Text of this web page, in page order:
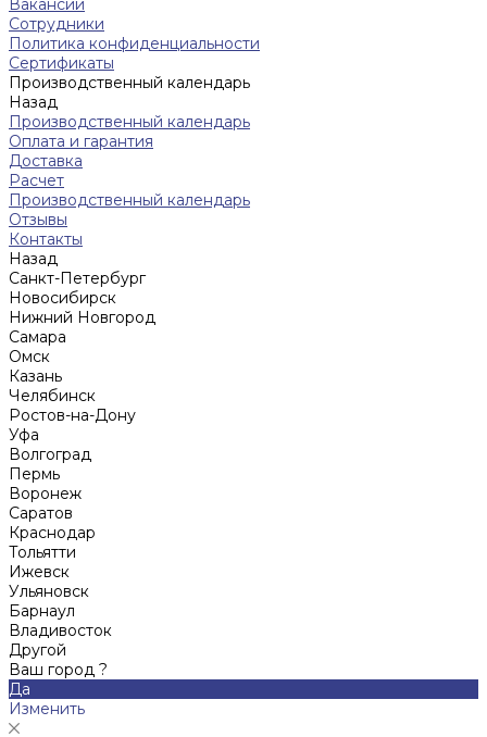
Вакансии
Сотрудники
Политика конфиденциальности
Сертификаты
Производственный календарь
Назад
Производственный календарь
Оплата и гарантия
Доставка
Расчет
Производственный календарь
Отзывы
Контакты
Назад
Санкт-Петербург
Новосибирск
Нижний Новгород
Cамара
Омск
Казань
Челябинск
Ростов-на-Дону
Уфа
Волгоград
Пермь
Воронеж
Саратов
Краснодар
Тольятти
Ижевск
Ульяновск
Барнаул
Владивосток
Другой
Ваш город ?
Да
Изменить